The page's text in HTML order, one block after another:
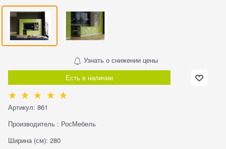
Узнать о снижении цены
Есть в наличии
Артикул: 861
Производитель : РосМебель
Ширина (см): 280